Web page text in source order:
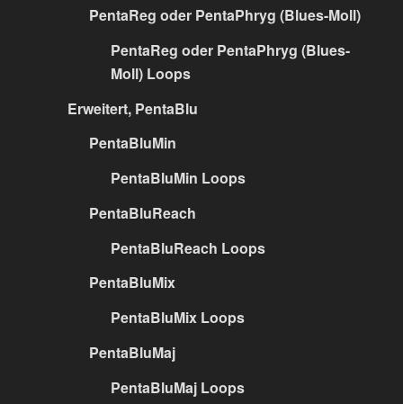
PentaReg oder PentaPhryg (Blues-Moll)
PentaReg oder PentaPhryg (Blues-
Moll) Loops
Erweitert, PentaBlu
PentaBluMin
PentaBluMin Loops
PentaBluReach
PentaBluReach Loops
PentaBluMix
PentaBluMix Loops
PentaBluMaj
PentaBluMaj Loops